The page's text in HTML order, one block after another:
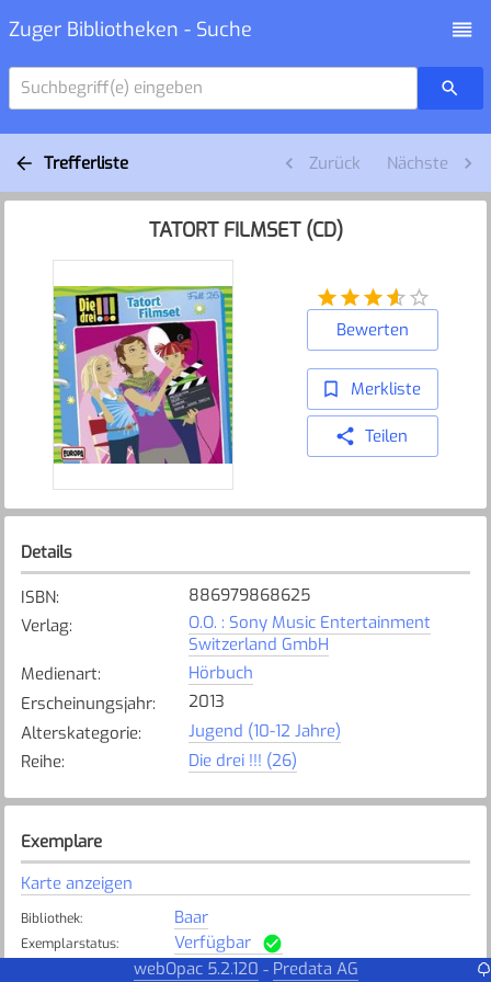
Zuger Bibliotheken - Suche
Suchbegriff(e) eingeben
Trefferliste Zurück Nächste
TATORT FILMSET (CD)
Bewerten
Merkliste
Teilen
Details
ISBN:
886979868625
Verlag:
O.O. : Sony Music Entertainment
Switzerland GmbH
Medienart:
Hörbuch
Erscheinungsjahr:
2013
Alterskategorie:
Jugend (10-12 Jahre)
Reihe: Die drei !!! (26)
Exemplare
Karte anzeigen
Bibliothek: Baar
Exemplarstatus: Verfügbar
webOpac 5.2.120 - Predata AG